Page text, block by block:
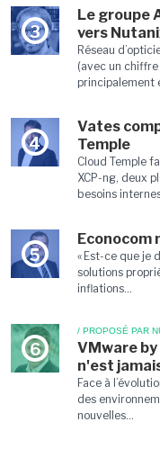
3
Le groupe
vers
Réseau
(avec un chiffre
principalement
4
Vates
Temple
Cloud Temple
XCP-ng, deux
besoins
5
Econocom
« Est-ce que je
solutions
inflations...
6
/ PROPOSÉ PAR
VMware
n'est
Face à
des
nouvelles...